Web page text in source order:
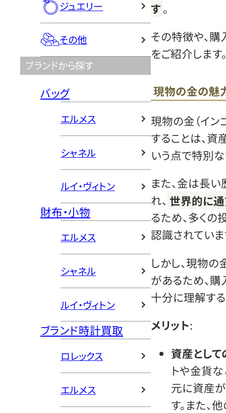
ジュエリー
その他
ブランドから探す
バッグ
エルメス
シャネル
ルイ・ヴィトン
財布・小物
エルメス
シャネル
ルイ・ヴィトン
ブランド時計買取
ロレックス
エルメス
す。
その特徴や、
をご紹介します
現物の金の魅
現物の金（イン
することは、
いう点で特別
また、金は長
れ、 世界的に
るため、多くの
認識されていま
しかし、現物
があるため、
十分に理解す
メリット:
資産とし
トや金貨
元に資産
す。また、